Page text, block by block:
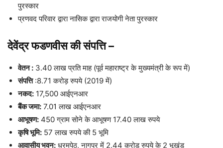
पुरस्कार
प्रणवद परिवार द्वारा नासिक द्वारा राजयोगी नेता पुरस्कार
देवेंद्र फडणवीसकी संपत्ति–
वेतन : 3.40 लाख प्रति माह (पूर्व महाराष्ट्र के मुख्यमंत्री के रूप में)
संपत्ति:8.71 करोड़ रुपये (2019 में)
नकद: 17,500 आईएनआर
बैंक जमा: 7.01 लाख आईएनआर
आभूषण: 450 ग्राम सोने के आभूषण 17.40 लाख रुपये
कृषि भूमि: 57 लाख रुपये की 5 भूमि
आवासीय भवन: धरमपेठ, नागपुर में 2.44 करोड़ रुपये के 2 भूखंड